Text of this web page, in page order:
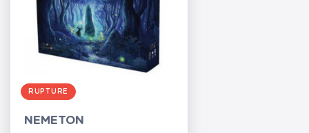
RUPTURE
NEMETON